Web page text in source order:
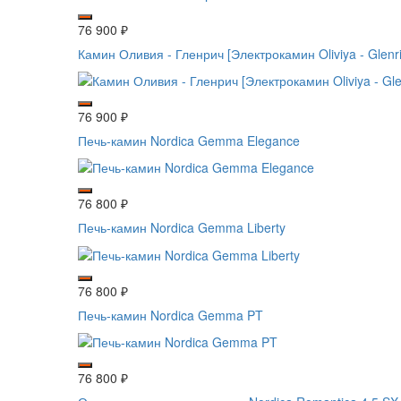
76 900 ₽
Камин Оливия - Гленрич [Электрокамин Oliviya -
76 900 ₽
Печь-камин Nordica Gemma Elegance
76 800 ₽
Печь-камин Nordica Gemma Liberty
76 800 ₽
Печь-камин Nordica Gemma PT
76 800 ₽